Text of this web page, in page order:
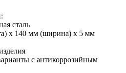
сталь
х 140 мм (ширина) х 5 мм
с антикоррозийным